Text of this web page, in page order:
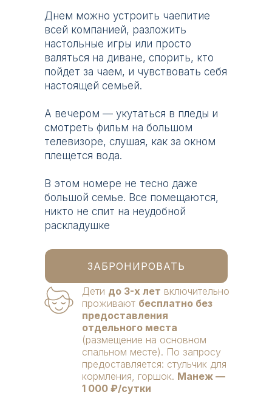
Днем можно устроить чаепитие
всей компанией, разложить
настольные игры или просто
валяться на диване, спорить, кто
пойдет за чаем, и чувствовать себя
настоящей семьей.
А вечером — укутаться в пледы и
смотреть фильм на большом
телевизоре, слушая, как за окном
плещется вода.
В этом номере не тесно даже
большой семье. Все помещаются,
никто не спит на неудобной
раскладушке
Дети до 3-х лет включительно
проживают бесплатно без
предоставления
отдельного места
(размещение на основном
спальном месте). По запросу
предоставляется: стульчик для
кормления, горшок. Манеж —
1 000 ₽/сутки
ЗАБРОНИРОВАТЬ